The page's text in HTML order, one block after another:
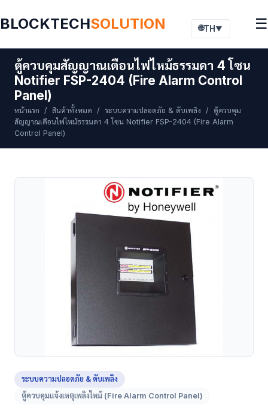
BLOCKTECHSOLUTION 🌐TH ▼ ☰
ตู้ควบคุมสัญญาณเตือนไฟไหม้ธรรมดา 4 โซน
Notifier FSP-2404 (Fire Alarm Control
Panel)
หน้าแรก / สินค้าทั้งหมด / ระบบความปลอดภัย & ดับเพลิง / ตู้ควบคุม
สัญญาณเตือนไฟไหม้ธรรมดา 4 โซน Notifier FSP-2404 (Fire Alarm
Control Panel)
ระบบความปลอดภัย & ดับเพลิง
ตู้ควบคุมแจ้งเหตุเพลิงไหม้ (Fire Alarm Control Panel)